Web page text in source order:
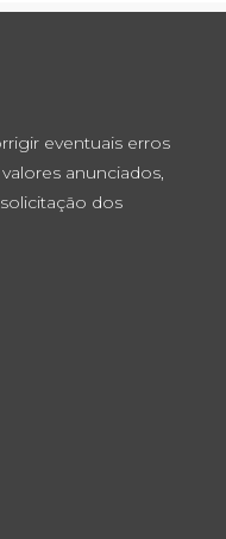
eventuais erros
anunciados,
dos